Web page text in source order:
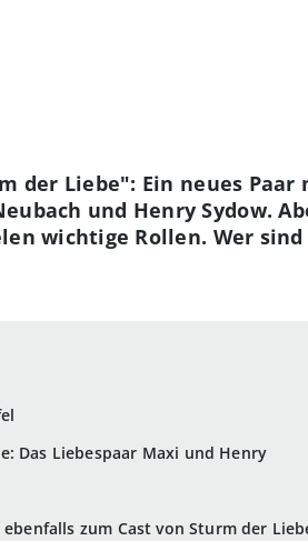
Das Liebespaar Maxi und Henry
zum Cast von Sturm der
der Liebe": Ein neues
und Henry Sydow.
wichtige Rollen. Wer